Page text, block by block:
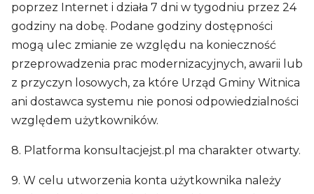
poprzez Internet i działa 7 dni w tygodniu przez 24
godziny na dobę. Podane godziny dostępności
mogą ulec zmianie ze względu na konieczność
przeprowadzenia prac modernizacyjnych, awarii lub
z przyczyn losowych, za które Urząd Gminy Witnica
ani dostawca systemu nie ponosi odpowiedzialności
względem użytkowników.
8. Platforma konsultacjejst.pl ma charakter otwarty.
9. W celu utworzenia konta użytkownika należy